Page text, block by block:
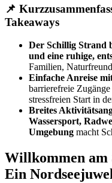
📌
Takeaways
Der Schillig Strand
und eine ruhige,
Familien,
Einfache Anreise
barrierefreie
stressfreien Start in
Breites
Wassersport,
Umgebung macht
Willkommen am
Ein